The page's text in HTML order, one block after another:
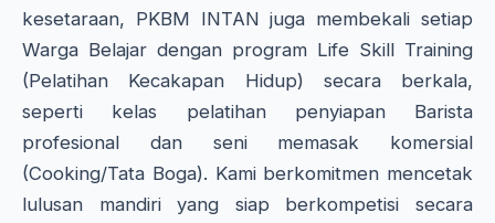
kesetaraan, PKBM INTAN juga membekali setiap
Warga Belajar dengan program Life Skill Training
(Pelatihan Kecakapan Hidup) secara berkala,
seperti kelas pelatihan penyiapan Barista
profesional dan seni memasak komersial
(Cooking/Tata Boga). Kami berkomitmen mencetak
lulusan mandiri yang siap berkompetisi secara